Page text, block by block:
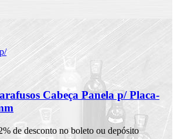
Cabeça Panela p/ Placa-
de desconto no boleto ou depósito